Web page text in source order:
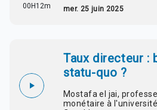
00H12m mer. 25 juin 2025
Taux directeur :
statu-quo ?
Mostafa el jai,
monétaire à